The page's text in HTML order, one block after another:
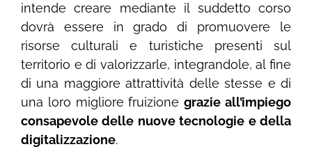
intende creare mediante il suddetto corso
dovrà essere in grado di promuovere le
risorse culturali e turistiche presenti sul
territorio e di valorizzarle, integrandole, al fine
di una maggiore attrattività delle stesse e di
una loro migliore fruizionegrazie all’impiego
consapevole delle nuove tecnologie e della
digitalizzazione.